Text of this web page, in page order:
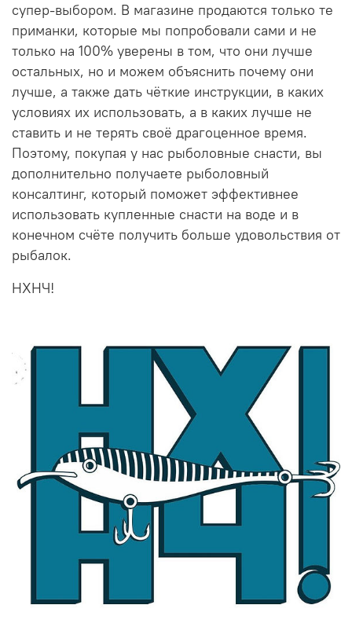
супер-выбором. В магазине продаются только те
приманки, которые мы попробовали сами и не
только на 100% уверены в том, что они лучше
остальных, но и можем объяснить почему они
лучше, а также дать чёткие инструкции, в каких
условиях их использовать, а в каких лучше не
ставить и не терять своё драгоценное время.
Поэтому, покупая у нас рыболовные снасти, вы
дополнительно получаете рыболовный
консалтинг, который поможет эффективнее
использовать купленные снасти на воде и в
конечном счёте получить больше удовольствия от
рыбалок.
НХНЧ!